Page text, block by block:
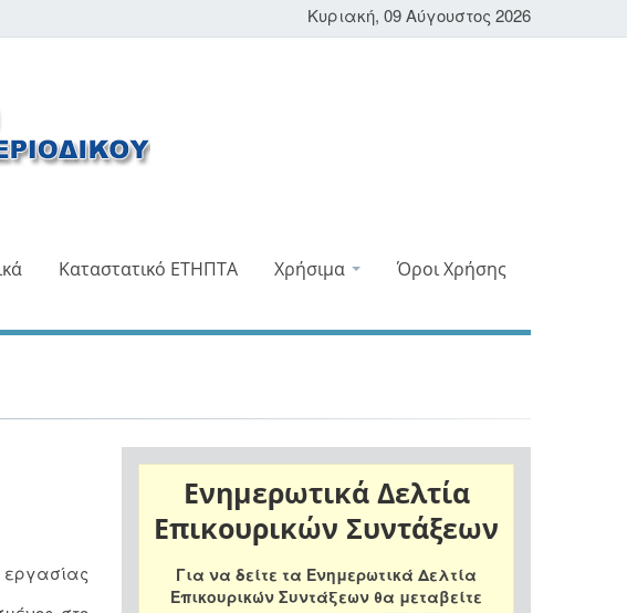
Κυριακή, 09 Αύγουστος 2026
Καταστατικό ΕΤΗΠΤΑ Χρήσιμα Όροι Χρήσης
εργασίας
Ενημερωτικά Δελτία
Επικουρικών Συντάξεων
Για να δείτε τα Ενημερωτικά Δελτία
Επικουρικών Συντάξεων θα μεταβείτε